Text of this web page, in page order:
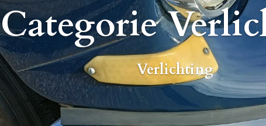
Categorie
Verlichting